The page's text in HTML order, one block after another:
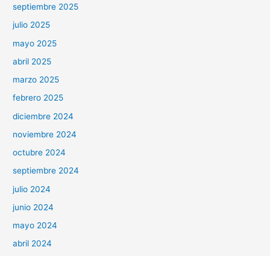
septiembre 2025
julio 2025
mayo 2025
abril 2025
marzo 2025
febrero 2025
diciembre 2024
noviembre 2024
octubre 2024
septiembre 2024
julio 2024
junio 2024
mayo 2024
abril 2024